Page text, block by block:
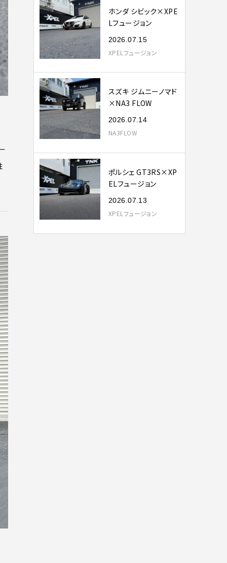
ホンダ シビック×XPE
Lフュージョン
2026.07.15
XPELフュージョン
スズキ ジムニーノマド
×NA3 FLOW
2026.07.14
NA3FLOW
ポルシェ GT3RS×XP
ELフュージョン
2026.07.13
XPELフュージョン